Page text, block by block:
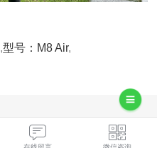
,型号：M8 Air,